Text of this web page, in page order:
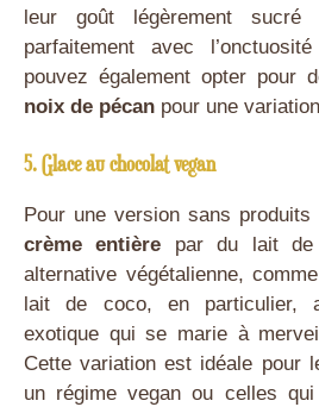
leur goût légèrement
parfaitement avec
pouvez également opter pour
noix de pécan pour une
5. Glace au chocolat vegan
Pour une version sans
crème entière par du lait de
alternative végétalienne,
lait de coco, en particulier,
exotique qui se marie à
Cette variation est idéale pour
un régime vegan ou celles